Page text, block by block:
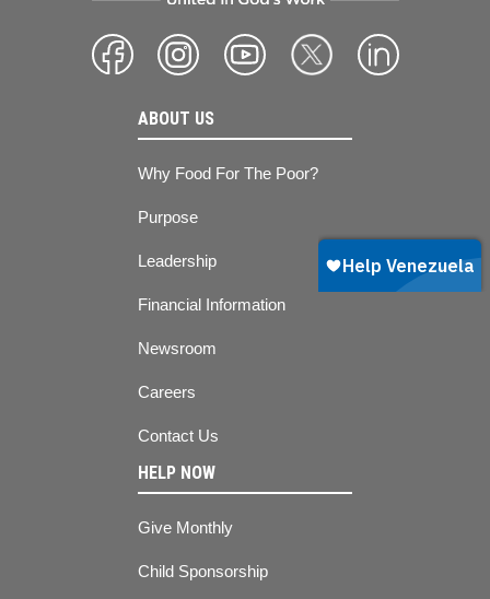
ABOUT US
Why Food For The Poor?
Purpose
Leadership
Financial Information
Newsroom
Careers
Contact Us
HELP NOW
Give Monthly
Child Sponsorship